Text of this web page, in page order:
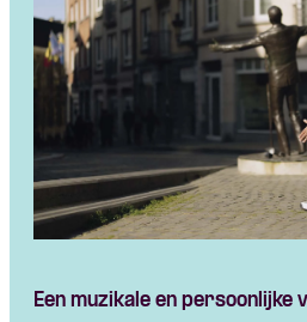
Skip
Een muzikale en